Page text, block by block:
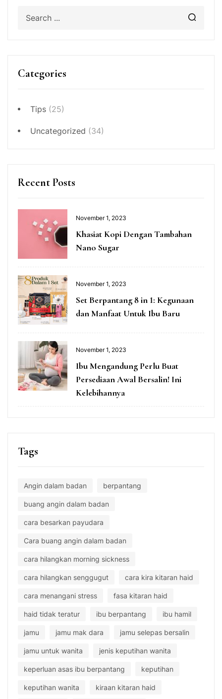
Categories
Tips (25)
Uncategorized (34)
Recent Posts
November 1, 2023
Khasiat Kopi Dengan Tambahan
Nano Sugar
November 1, 2023
Set Berpantang 8 in 1: Kegunaan
dan Manfaat Untuk Ibu Baru
November 1, 2023
Ibu Mengandung Perlu Buat
Persediaan Awal Bersalin! Ini
Kelebihannya
Tags
Angin dalam badan berpantang
buang angin dalam badan
cara besarkan payudara
Cara buang angin dalam badan
cara hilangkan morning sickness
cara hilangkan senggugut cara kira kitaran haid
cara menangani stress fasa kitaran haid
haid tidak teratur ibu berpantang ibu hamil
jamu jamu mak dara jamu selepas bersalin
jamu untuk wanita jenis keputihan wanita
keperluan asas ibu berpantang keputihan
keputihan wanita kiraan kitaran haid